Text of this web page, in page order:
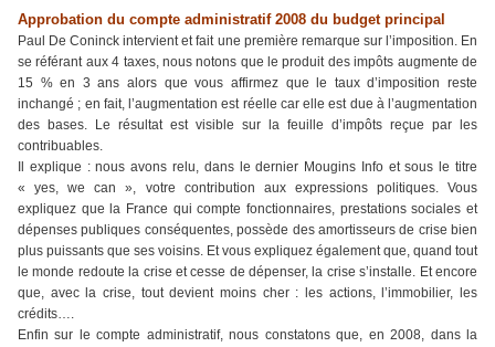
Approbation du compte administratif 2008 du budget principal
Paul De Coninck intervient et fait une première remarque sur l’imposition. En
se référant aux 4 taxes, nous notons que le produit des impôts augmente de
15 % en 3 ans alors que vous affirmez que le taux d’imposition reste
inchangé ; en fait, l’augmentation est réelle car elle est due à l’augmentation
des bases. Le résultat est visible sur la feuille d’impôts reçue par les
contribuables.
Il explique : nous avons relu, dans le dernier Mougins Info et sous le titre
« yes, we can », votre contribution aux expressions politiques. Vous
expliquez que la France qui compte fonctionnaires, prestations sociales et
dépenses publiques conséquentes, possède des amortisseurs de crise bien
plus puissants que ses voisins. Et vous expliquez également que, quand tout
le monde redoute la crise et cesse de dépenser, la crise s’installe. Et encore
que, avec la crise, tout devient moins cher : les actions, l’immobilier, les
crédits….
Enfin sur le compte administratif, nous constatons que, en 2008, dans la